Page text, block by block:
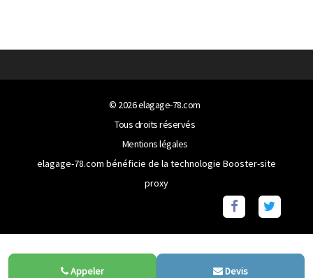
Appeler Devis
© 2026elagage-78.com
Tous droits réservés
Mentions légales
elagage-78.com bénéficie de la technologie Booster-site
proxy